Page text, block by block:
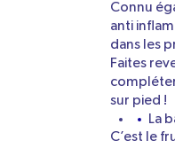
Connu
anti
dans les
Faites
sur pied !
La
C’est le